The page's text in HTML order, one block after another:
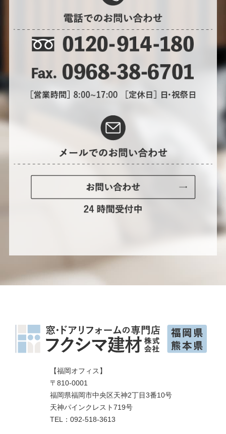
【福岡オフィス】
〒810-0001
福岡県福岡市中央区天神2丁目3番10号
天神パインクレスト719号
TEL：092-518-3613